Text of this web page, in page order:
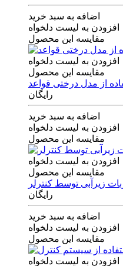
اضافه به سبد خرید
افزودن به لیست دلخواه
مقایسه این محصول
افزودن به لیست دلخواه
مقایسه این محصول
رایگان
اضافه به سبد خرید
افزودن به لیست دلخواه
مقایسه این محصول
افزودن به لیست دلخواه
مقایسه این محصول
رایگان
اضافه به سبد خرید
افزودن به لیست دلخواه
مقایسه این محصول
افزودن به لیست دلخواه